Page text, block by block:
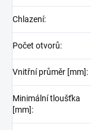
Chlazení:
Počet otvorů:
Vnitřní průměr [mm]:
Minimální tloušťka
[mm]: